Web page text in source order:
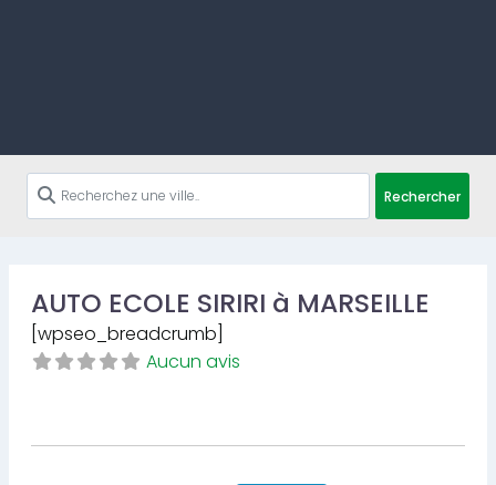
Rechercher
AUTO ECOLE SIRIRI à MARSEILLE
[wpseo_breadcrumb]
Aucun avis